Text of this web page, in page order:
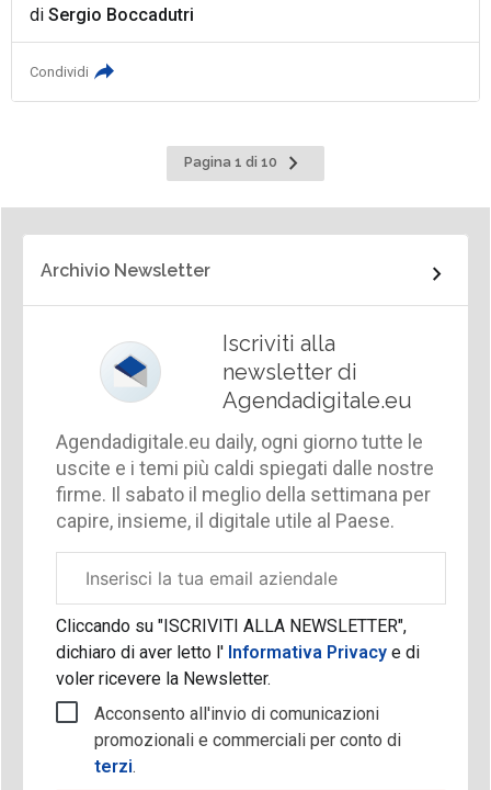
diSergio Boccadutri
Condividi
Pagina 1 di 10
Pagina
successiva
Archivio Newsletter
Iscriviti alla
newsletter di
Agendadigitale.eu
Agendadigitale.eu daily, ogni giorno tutte le
uscite e i temi più caldi spiegati dalle nostre
firme. Il sabato il meglio della settimana per
capire, insieme, il digitale utile al Paese.
aziendale
Cliccando su "ISCRIVITI ALLA NEWSLETTER",
dichiaro di aver letto l'Informativa Privacy e di
voler ricevere la Newsletter.
Acconsento all'invio di comunicazioni
promozionali e commerciali per conto di
terzi.